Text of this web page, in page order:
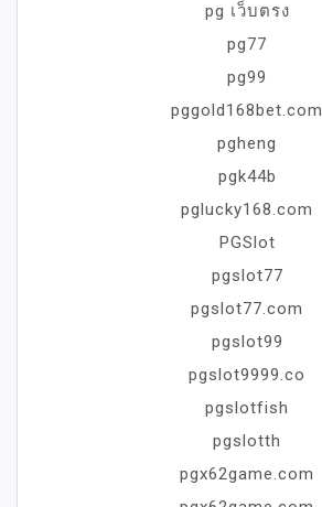
pg เว็บตรง
pg77
pg99
pggold168bet.com
pgheng
pgk44b
pglucky168.com
PGSlot
pgslot77
pgslot77.com
pgslot99
pgslot9999.co
pgslotfish
pgslotth
pgx62game.com